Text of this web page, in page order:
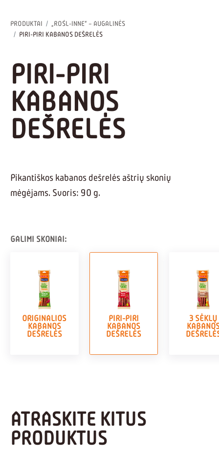
PRODUKTAI
„ROŚL-INNE“ – AUGALINĖS
PIRI-PIRI KABANOS DEŠRELĖS
PIRI-PIRI
KABANOS
DEŠRELĖS
Pikantiškos kabanos dešrelės aštrių skonių
mėgėjams. Svoris: 90 g.
GALIMI SKONIAI:
ORIGINALIOS
KABANOS
DEŠRELĖS
PIRI-PIRI
KABANOS
DEŠRELĖS
3 SĖKLŲ
ATRASKITE KITUS
PRODUKTUS